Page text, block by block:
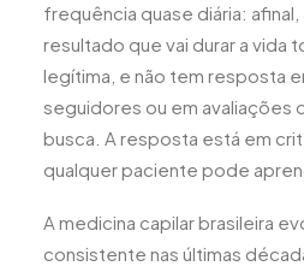
frequência quase diária:
resultado que vai durar a vida
legítima, e não tem resposta
seguidores ou em avaliações
busca. A resposta está em
qualquer paciente pode
A medicina capilar brasileira
consistente nas últimas